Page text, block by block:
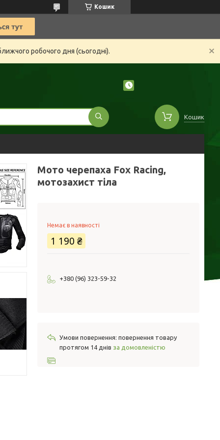
Кошик
робочого дня (сьогодні).
Кошик
Мото черепаха Fox Racing,
мотозахист тіла
Немає в наявності
1 190 ₴
+380 (96) 323-59-32
повернення товару
протягом 14 днів за домовленістю